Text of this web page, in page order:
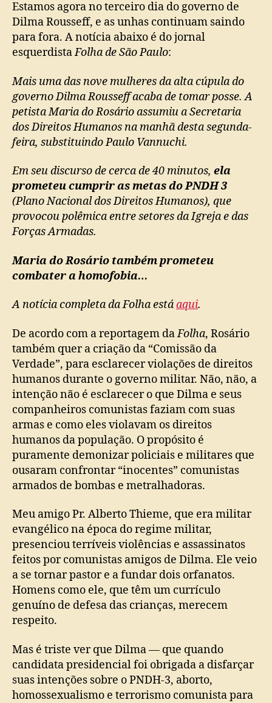
Brasil
Estamos agora no terceiro dia do governo de
Dilma Rousseff, e as unhas continuam saindo
para fora. A notícia abaixo é do jornal
esquerdistaFolha de São Paulo:
Mais uma das nove mulheres da alta cúpula do
governo Dilma Rousseff acaba de tomar posse. A
petista Maria do Rosário assumiu a Secretaria
dos Direitos Humanos na manhã desta segunda-
feira, substituindo Paulo Vannuchi.
Em seu discurso de cerca de 40 minutos, ela
prometeu cumprir as metas do PNDH 3
(Plano Nacional dos Direitos Humanos), que
provocou polêmica entre setores da Igreja e das
Forças Armadas.
Maria do Rosário também prometeu
combater a homofobia…
A notícia completa da Folha estáaqui.
De acordo com a reportagem daFolha, Rosário
também quer a criação da “Comissão da
Verdade”, para esclarecer violações de direitos
humanos durante o governo militar. Não, não, a
intenção não é esclarecer o que Dilma e seus
companheiros comunistas faziam com suas
armas e como eles violavam os direitos
humanos da população. O propósito é
puramente demonizar policiais e militares que
ousaram confrontar “inocentes” comunistas
armados de bombas e metralhadoras.
Meu amigo Pr. Alberto Thieme, que era militar
evangélico na época do regime militar,
presenciou terríveis violências e assassinatos
feitos por comunistas amigos de Dilma. Ele veio
a se tornar pastor e a fundar dois orfanatos.
Homens como ele, que têm um currículo
genuíno de defesa das crianças, merecem
respeito.
Mas é triste ver que Dilma — que quando
candidata presidencial foi obrigada a disfarçar
suas intenções sobre o PNDH-3, aborto,
homossexualismo e terrorismo comunista para